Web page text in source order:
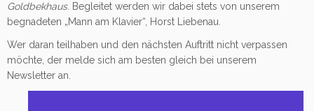
Goldbekhaus. Begleitet werden wir dabei stets von unserem
begnadeten „Mann am Klavier“, Horst Liebenau.
Wer daran teilhaben und den nächsten Auftritt nicht verpassen
möchte, der melde sich am besten gleich bei unserem
Newsletter an.